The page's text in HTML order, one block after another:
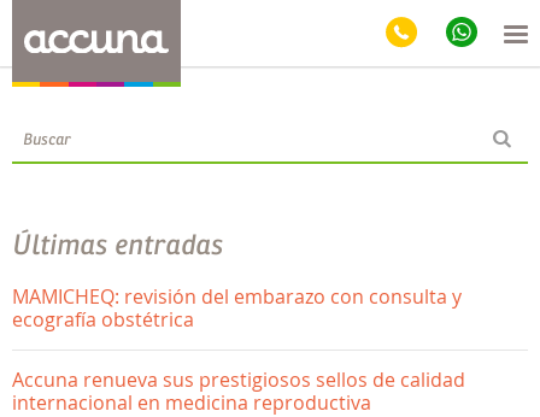
Blog
Últimas entradas
MAMICHEQ: revisión del embarazo con consulta y
ecografía obstétrica
Accuna renueva sus prestigiosos sellos de calidad
internacional en medicina reproductiva